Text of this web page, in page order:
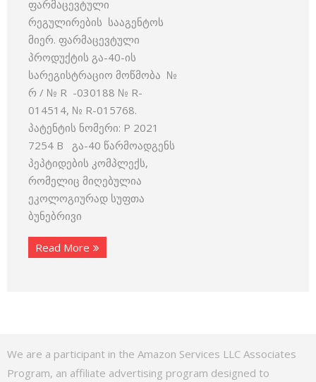
ფარმაცევტული
რეგულირების სააგენტოს
მიერ. ფარმაცევტული
პროდუქტის გა-40-ის
სარეგისტრაციო მოწმობა №
რ / № R -030188 № R-
014514, № R-015768.
პატენტის ნომერი: P 2021
7254 B გა-40 წარმოადგენს
პეპტიდების კომპლექს,
რომელიც მიღებულია
ეკოლოგიურად სუფთა
ბუნებრივი
Read More
We are a participant in the Amazon Services LLC Associates
Program, an affiliate advertising program designed to